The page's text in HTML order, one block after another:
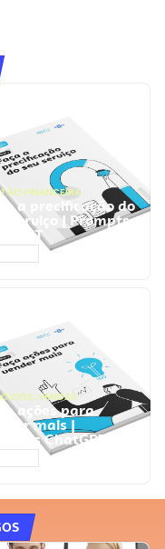
FINANCEIRA
a precificação do
serviço | Prompts
, VENDAS
ações para
mais |
ChatGPT